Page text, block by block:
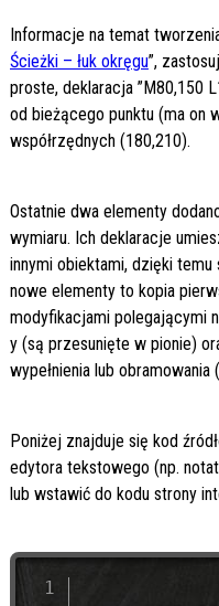
Informacje na temat
Ścieżki – łuk okręgu”,
proste, deklaracja ”M80,150
od bieżącego punktu (ma on
współrzędnych (180,210).
Ostatnie dwa elementy
wymiaru. Ich deklaracje
innymi obiektami, dzięki
nowe elementy to kopia
modyfikacjami polegającymi
y (są przesunięte w pionie)
wypełnienia lub
Poniżej znajduje się kod
edytora tekstowego (np.
lub wstawić do kodu strony